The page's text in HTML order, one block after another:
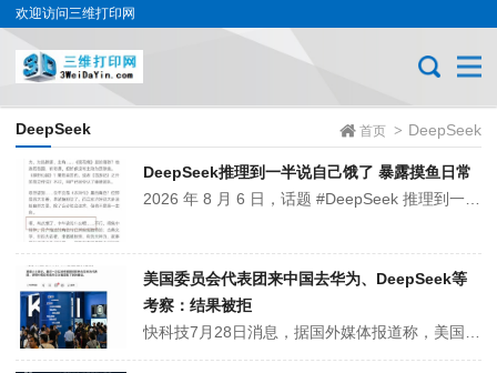
欢迎访问三维打印网
首页 > DeepSeek
DeepSeek
DeepSeek推理到一半说自己饿了 暴露摸鱼日常
美国委员会代表团来中国去华为、DeepSeek等
考察：结果被拒